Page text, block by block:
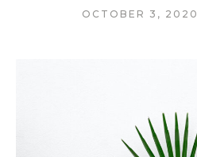
OCTOBER 3, 2020